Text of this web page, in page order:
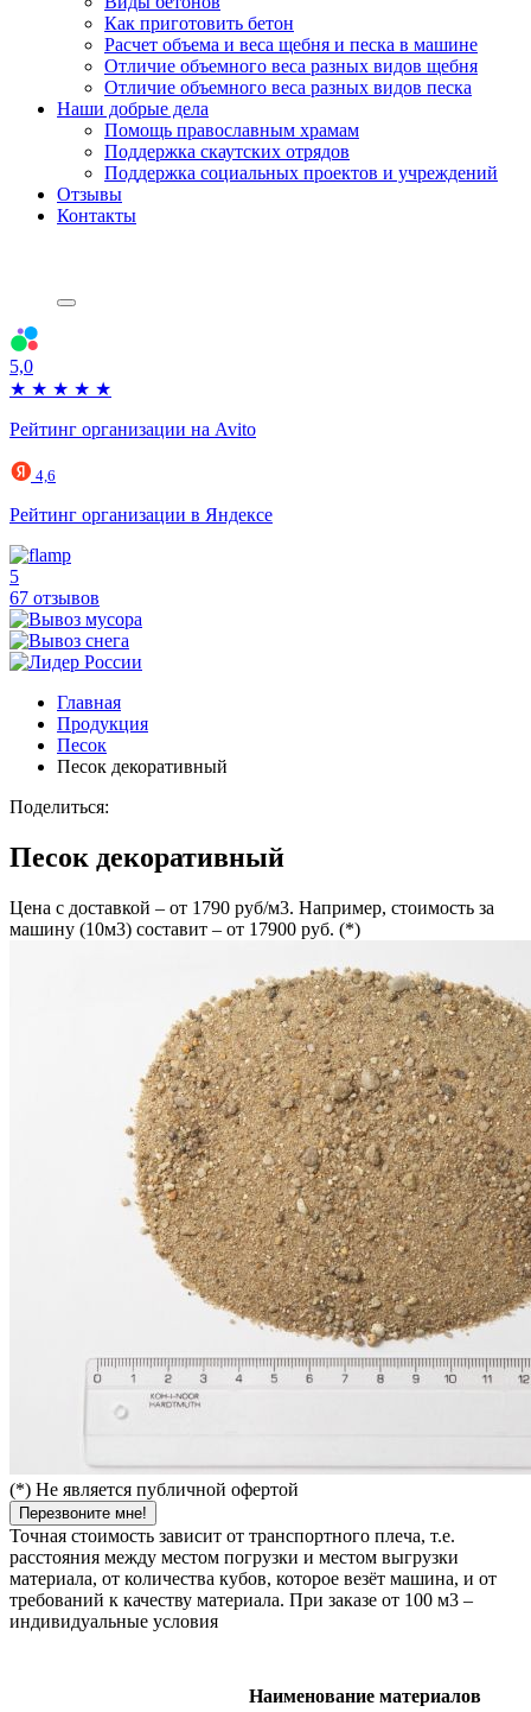
Как приготовить бетон
Расчет объема и веса щебня и песка в машине
Отличие объемного веса разных видов щебня
Отличие объемного веса разных видов песка
Наши добрые дела
Помощь православным храмам
Поддержка скаутских отрядов
Поддержка социальных проектов и учреждений
Отзывы
Контакты
5,0
★ ★ ★ ★ ★
Рейтинг организации на Avito
4,6
Рейтинг организации в Яндексе
5
67 отзывов
Главная
Продукция
Песок
Песок декоративный
Поделиться:
Песок декоративный
Цена с доставкой – от 1790 руб/м3. Например, стоимость за
машину (10м3) составит – от 17900 руб. (*)
(*) Не является публичной офертой
Перезвоните мне!
Точная стоимость зависит от транспортного плеча, т.е.
расстояния между местом погрузки и местом выгрузки
материала, от количества кубов, которое везёт машина, и от
требований к качеству материала. При заказе от 100 м3 –
индивидуальные условия
Наименование материалов